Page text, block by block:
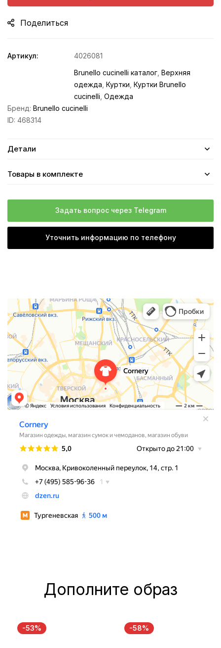
Поделиться
Артикул:
4026081
Brunello cucinelli каталог Верхняя
одежда Куртки Куртки Brunello
cucinelli Одежда
Бренд: Brunello cucinelli
ID: 468314
Детали
Товары в комплекте
Задать вопрос через Telegram
Уточнить информацию по телефону
Дополните образ
-53% -58%